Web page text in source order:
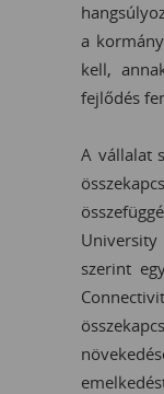
a
kell,
fejlődés
A vállalat
szerint